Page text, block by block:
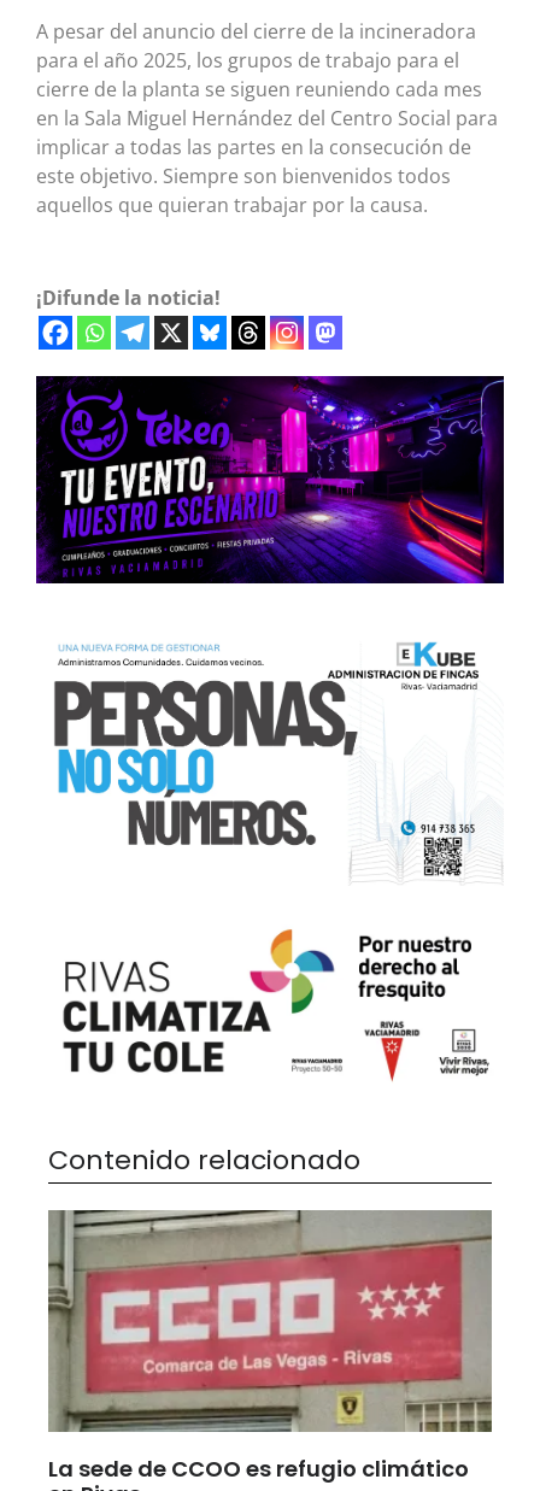
A pesar del anuncio del cierre de la incineradora
para el año 2025, los grupos de trabajo para el
cierre de la planta se siguen reuniendo cada mes
en la Sala Miguel Hernández del Centro Social para
implicar a todas las partes en la consecución de
este objetivo. Siempre son bienvenidos todos
aquellos que quieran trabajar por la causa.
¡Difunde la noticia!
Contenido relacionado
La sede de CCOO es refugio climático